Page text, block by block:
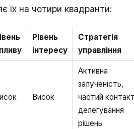
їх на чотири квадранти:
Рівень
інтересу
Стратегія
управління
Висок
Активна
залученість,
частий
делегування
рішень